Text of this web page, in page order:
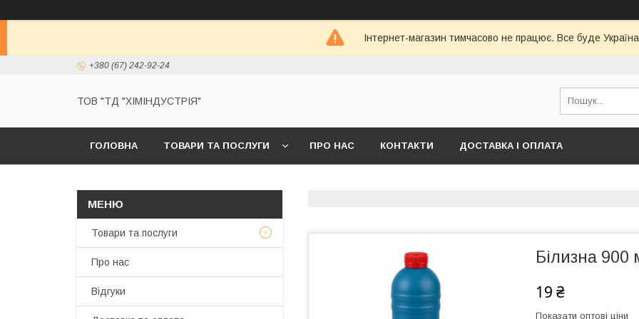
Інтернет-магазин тимчасово не працює. Все буде
+380 (67) 242-92-24
ТОВ "ТД "ХІМІНДУСТРІЯ"
ГОЛОВНА ТОВАРИ ТА ПОСЛУГИ ПРО НАС КОНТАКТИ ДОСТАВКА І ОПЛАТА
Білизна 900
19 ₴
Показати оптові ціни
Товари та послуги
Про нас
Відгуки